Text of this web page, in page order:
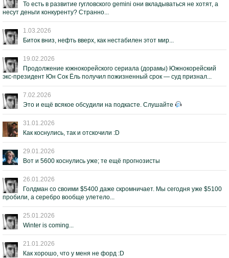
То есть в развитие гугловского gemini они вкладываться не хотят, а
несут деньги конкуренту? Странно...
1.03.2026
Биток вниз, нефть вверх, как нестабилен этот мир...
19.02.2026
Продолжение южнокорейского сериала (дорамы) Южнокорейский
экс-президент Юн Сок Ёль получил пожизненный срок — суд признал...
7.02.2026
Это и ещё всякое обсудили на подкасте. Слушайте
31.01.2026
Как коснулись, так и отскочили :D
29.01.2026
Вот и 5600 коснулись уже; те ещё прогнозисты
26.01.2026
Голдман со своими $5400 даже скромничает. Мы сегодня уже $5100
пробили, а серебро вообще улетело...
25.01.2026
Winter is coming...
21.01.2026
Как хорошо, что у меня не форд :D